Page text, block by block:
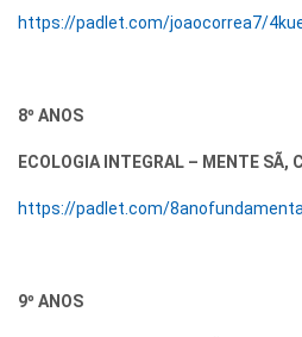
https://padlet.com/joaocorrea7/
8º ANOS
ECOLOGIA INTEGRAL – MENTE SÃ,
https://padlet.com/
9º ANOS